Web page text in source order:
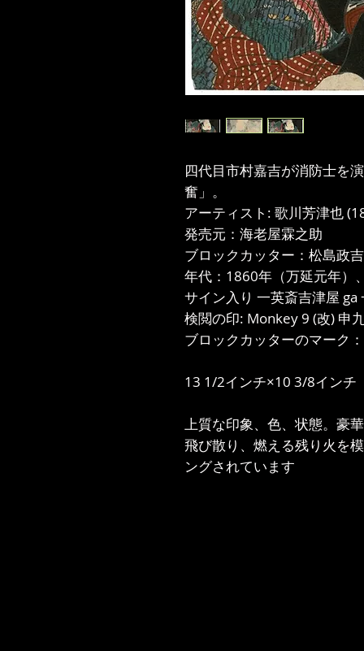
四代目市村嘉吉が消防士を
奮」。
アーティスト: 歌川芳津也
発売元：海老屋霖之助
ブロックカッター：松島政吉
年代：1860年（万延元年）
サイン入り 一英斎吉津屋 ga
検閲の印: Monkey 9 (改) 申
ブロックカッターのマーク
13 1/2インチ×10 3/8インチ
上質な印象、色、状態。豪
飛び散り、燃える残り火を
ングされています